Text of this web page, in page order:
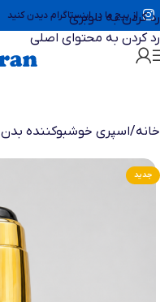
رد کردن به ناوبری
رد کردن به محتوای اصلی
از پیج ما در اینستاگرام دیدن کنید
خانه/اسپری خوشبوکننده بدن
جدید